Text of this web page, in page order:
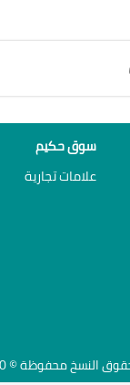
سوق حكيم
علامات تجارية
النسخ محفوظة © 2020 لدى